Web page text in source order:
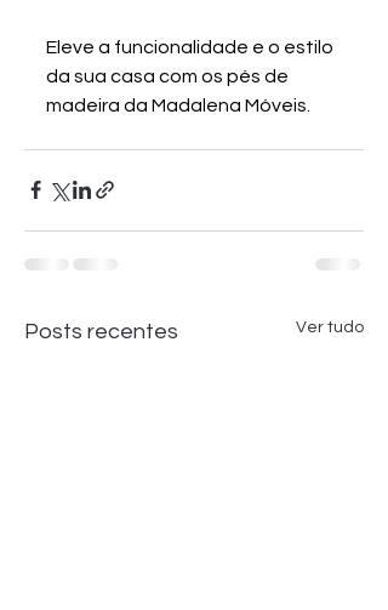
Eleve a funcionalidade e o estilo
da sua casa com os pés de
madeira da Madalena Móveis.
Posts recentes Ver tudo